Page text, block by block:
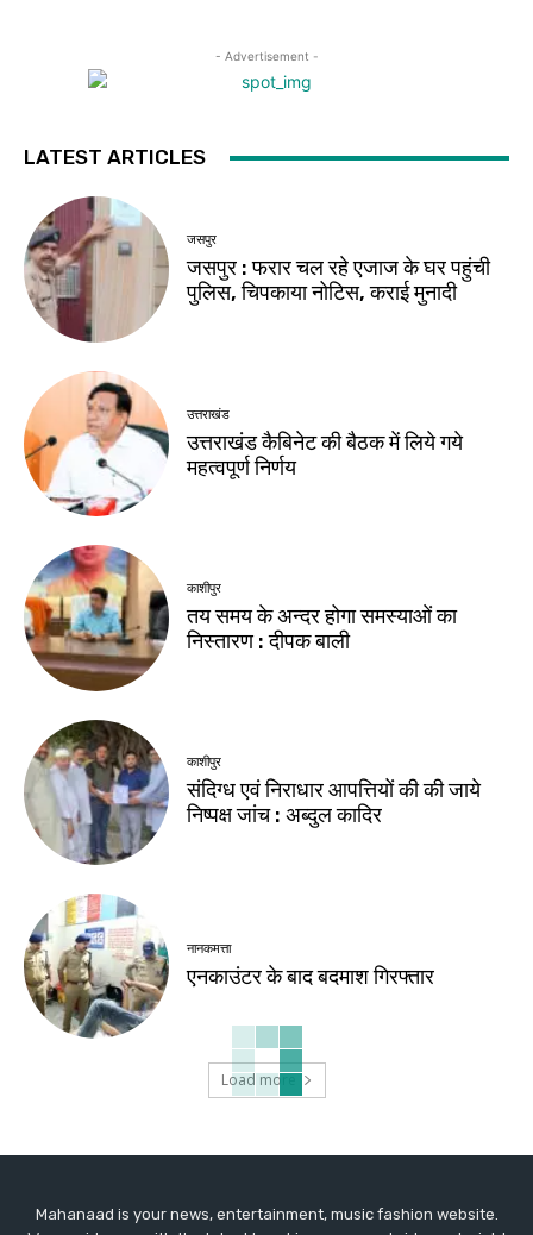
- Advertisement -
LATEST ARTICLES
जसपुर
जसपुर : फरार चल रहे एजाज के घर पहुंची
पुलिस, चिपकाया नोटिस, कराई मुनादी
उत्तराखंड
उत्तराखंड कैबिनेट की बैठक में लिये गये
महत्वपूर्ण निर्णय
काशीपुर
तय समय के अन्दर होगा समस्याओं का
निस्तारण : दीपक बाली
काशीपुर
संदिग्ध एवं निराधार आपत्तियों की की जाये
निष्पक्ष जांच : अब्दुल कादिर
नानकमत्ता
एनकाउंटर के बाद बदमाश गिरफ्तार
Load more
Mahanaad is your news, entertainment, music fashion website.